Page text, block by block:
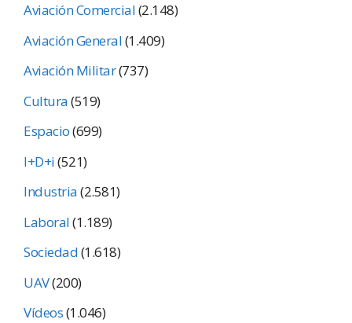
Aviación Comercial(2.148)
Aviación General(1.409)
Aviación Militar(737)
Cultura(519)
Espacio(699)
I+D+i(521)
Industria(2.581)
Laboral(1.189)
Sociedad(1.618)
UAV(200)
Vídeos(1.046)